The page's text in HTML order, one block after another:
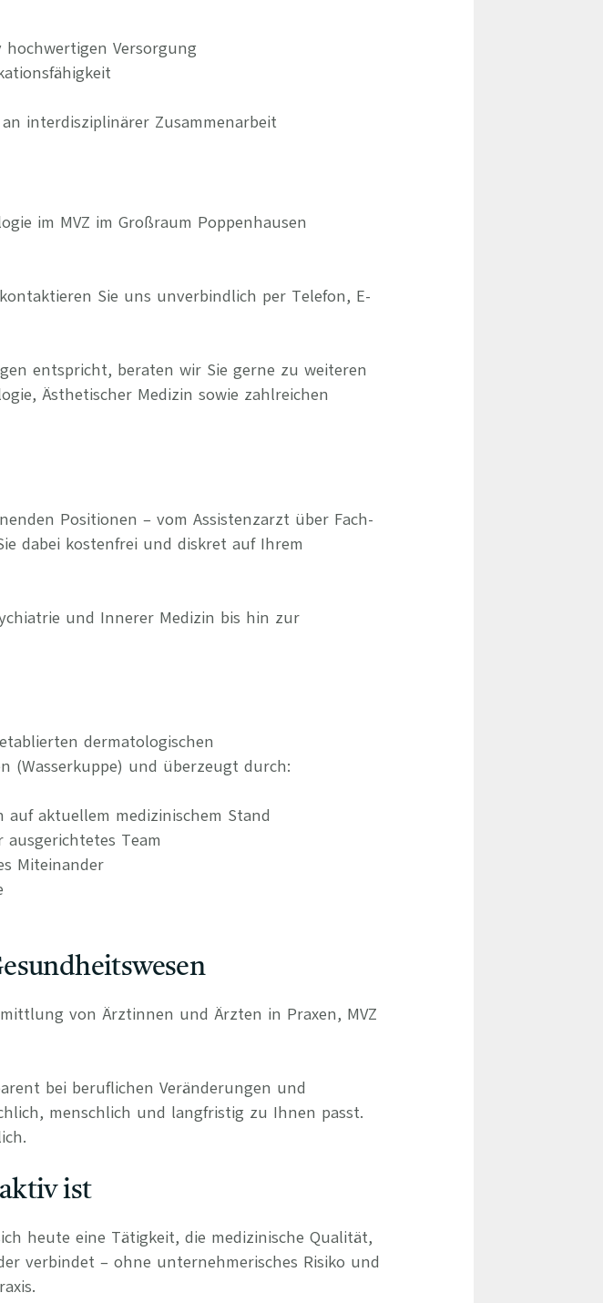
Versorgung
interdisziplinärer Zusammenarbeit
im MVZ im Großraum Poppenhausen
Sie uns unverbindlich per Telefon, E-
entspricht, beraten wir Sie gerne zu weiteren
Ästhetischer Medizin sowie zahlreichen
Positionen – vom Assistenzarzt über Fach-
dabei kostenfrei und diskret auf Ihrem
und Innerer Medizin bis hin zur
dermatologischen
(Wasserkuppe) und überzeugt durch:
aktuellem medizinischem Stand
Team
Miteinander
von Ärztinnen und Ärzten in Praxen, MVZ
bei beruflichen Veränderungen und
menschlich und langfristig zu Ihnen passt.
ist
heute eine Tätigkeit, die medizinische Qualität,
verbindet – ohne unternehmerisches Risiko und